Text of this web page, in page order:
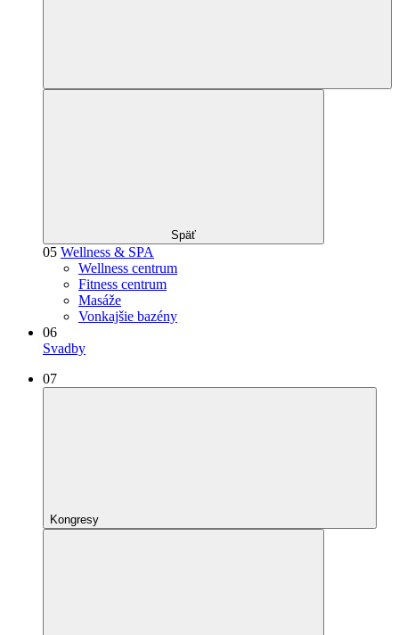
Späť
05 Wellness & SPA
Wellness centrum
Fitness centrum
Masáže
Vonkajšie bazény
06
Svadby
07
Kongresy